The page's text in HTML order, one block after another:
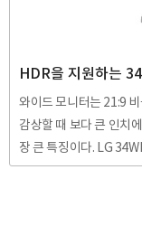
HDR을 지원하는
와이드 모니터는 21:9
감상할 때 보다 큰 인치
장 큰 특징이다. LG
가로 크기가 816.5mm
영상의 비율에 의해 액
패미콤 게임기 등을 사